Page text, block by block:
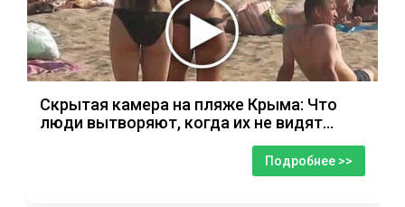
Скрытая камера на пляже Крыма: Что
люди вытворяют, когда их не видят...
Подробнее >>